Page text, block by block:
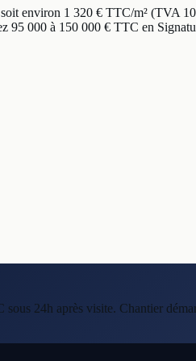
environ 1 320 € TTC/m² (TVA
95 000 à 150 000 € TTC en
24h après visite. Chantier